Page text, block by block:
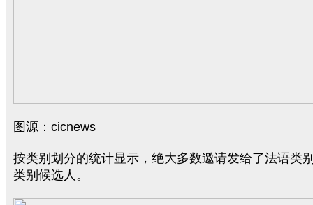
图源：cicnews
按类别划分的统计显示，绝大多数邀请发给了法语类
类别候选人。